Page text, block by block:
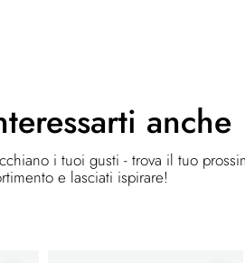
anche
i tuoi gusti - trova il tuo
e lasciati ispirare!